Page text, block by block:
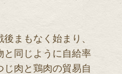
まもなく始まり、
と同じように自給率
じ肉と鶏肉の貿易自